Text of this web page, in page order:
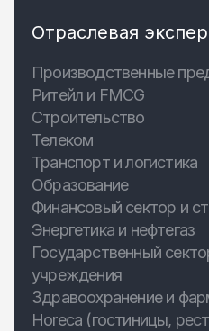
Отраслевая
Производственные
Ритейл и FMCG
Строительство
Телеком
Транспорт и логистика
Образование
Финансовый сектор и
Энергетика и нефтегаз
Государственный
учреждения
Здравоохранение и
Horeca (гостиницы,